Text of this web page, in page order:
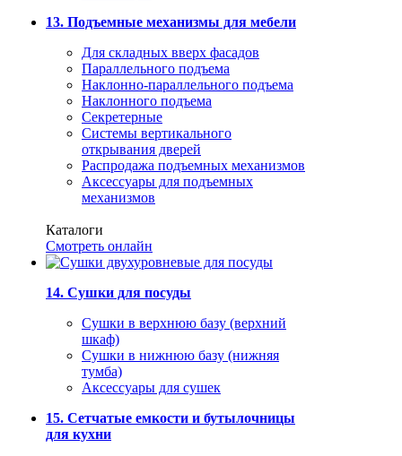
13. Подъемные механизмы для мебели
Для складных вверх фасадов
Параллельного подъема
Наклонно-параллельного подъема
Наклонного подъема
Секретерные
Системы вертикального
открывания дверей
Распродажа подъемных механизмов
Аксессуары для подъемных
механизмов
Каталоги
Смотреть онлайн
14. Сушки для посуды
Сушки в верхнюю базу (верхний
шкаф)
Сушки в нижнюю базу (нижняя
тумба)
Аксессуары для сушек
15. Сетчатые емкости и бутылочницы
для кухни